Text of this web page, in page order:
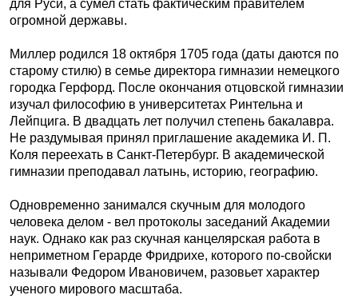
для Руси, а сумел стать фактическим правителем
огромной державы.
Миллер родился 18 октября 1705 года (даты даются по
старому стилю) в семье директора гимназии немецкого
городка Герфорд. После окончания отцовской гимназии
изучал философию в университетах Ринтельна и
Лейпцига. В двадцать лет получил степень бакалавра.
Не раздумывая принял приглашение академика И. П.
Коля переехать в Санкт-Петербург. В академической
гимназии преподавал латынь, историю, географию.
Одновременно занимался скучным для молодого
человека делом - вел протоколы заседаний Академии
наук. Однако как раз скучная канцелярская работа в
неприметном Герарде Фридрихе, которого по-свойски
называли Федором Ивановичем, разовьет характер
ученого мирового масштаба.